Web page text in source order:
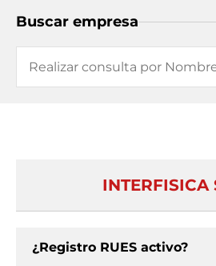
Buscar empresa
INTERFISICA
¿Registro RUES activo?